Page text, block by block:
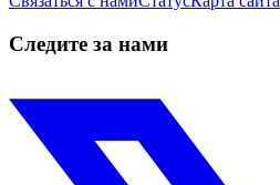
Следите за нами